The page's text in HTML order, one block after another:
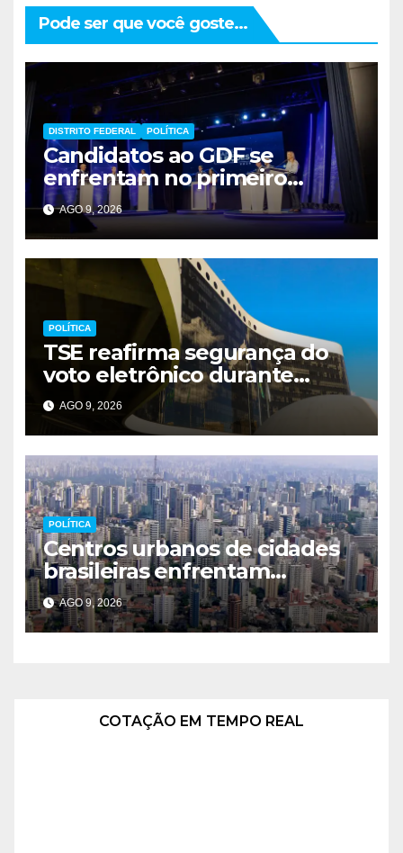
Pode ser que você goste...
DISTRITO FEDERAL POLÍTICA
Candidatos ao GDF se
enfrentam no primeiro
debate de 2026
AGO 9, 2026
POLÍTICA
TSE reafirma segurança do
voto eletrônico durante
evento em Brasília
AGO 9, 2026
POLÍTICA
Centros urbanos de cidades
brasileiras enfrentam
esvaziamento e insegurança
AGO 9, 2026
COTAÇÃO EM TEMPO REAL